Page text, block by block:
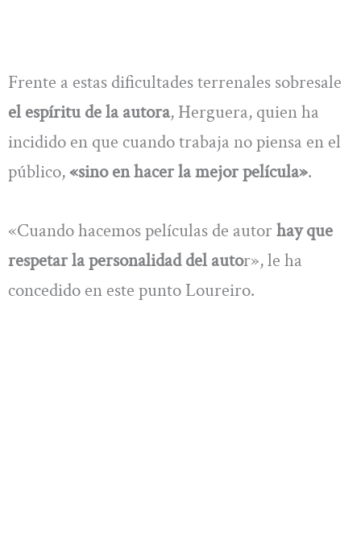
Frente a estas dificultades terrenales sobresale
el espíritu de la autora, Herguera, quien ha
incidido en que cuando trabaja no piensa en el
público,«sino en hacer la mejor película».
«Cuando hacemos películas de autorhay que
respetar la personalidad del autor», le ha
concedido en este punto Loureiro.